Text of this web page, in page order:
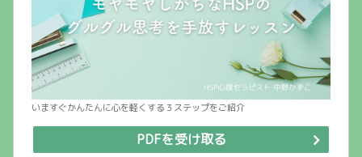
いますぐかんたんに心を軽くする３ステップをご紹介
PDFを受け取る